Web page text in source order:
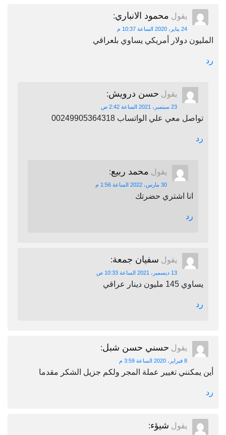
يقول محمود الانباري:
24 يناير، 2020 الساعة 10:37 م
المليون دولار أمريكي يساوي بلعراقي
رد
يقول حسن درويش:
23 سبتمبر، 2021 الساعة 2:42 ص
تواصل معي علي الواتساب 00249905364318
رد
يقول محمد ربيع:
30 مارس، 2022 الساعة 1:56 م
انا اشتري حضرتك
رد
يقول سفيان جمعة:
13 ديسمبر، 2021 الساعة 10:33 ص
يساوي 145 مليون دينار عراقي
رد
يقول حسني حسن شبل:
8 فبراير، 2020 الساعة 3:59 م
أين يمكنني تغيير عملة المجر ولكم جزيل الشكر مقدما
رد
يقول شيؤء: